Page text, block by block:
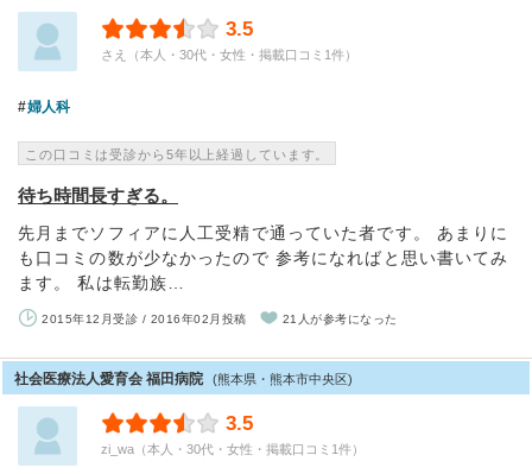
3.5
さえ（本人・30代・女性・掲載口コミ1件）
婦人科
この口コミは受診から5年以上経過しています。
待ち時間長すぎる。
先月までソフィアに人工受精で通っていた者です。 あまりに
も口コミの数が少なかったので 参考になればと思い書いてみ
ます。 私は転勤族…
2015年12月受診 / 2016年02月投稿 21人が参考になった
社会医療法人愛育会 福田病院 (熊本県・熊本市中央区)
3.5
zi_wa（本人・30代・女性・掲載口コミ1件）